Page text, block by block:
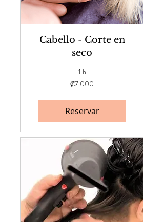
Cabello - Corte en
seco
1 h
₡7 000
Reservar